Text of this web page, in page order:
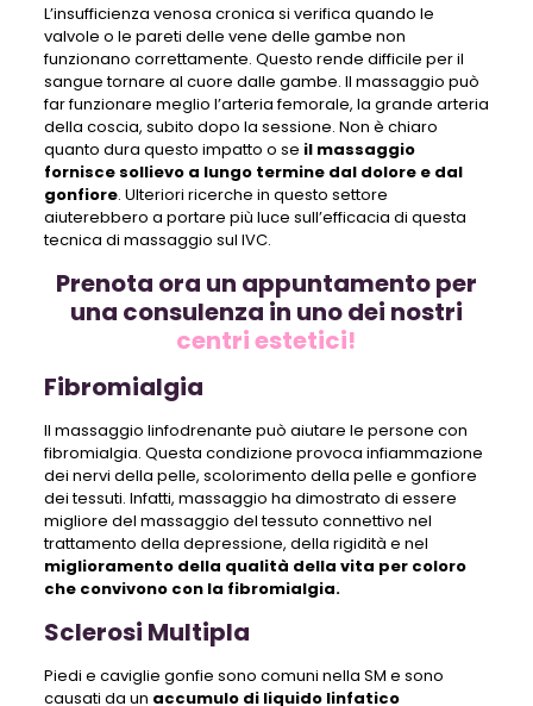
L’insufficienza venosa cronica si verifica quando le
valvole o le pareti delle vene delle gambe non
funzionano correttamente. Questo rende difficile per il
sangue tornare al cuore dalle gambe. Il massaggio può
far funzionare meglio l’arteria femorale, la grande arteria
della coscia, subito dopo la sessione. Non è chiaro
quanto dura questo impatto o se il massaggio
fornisce sollievo a lungo termine dal dolore e dal
gonfiore. Ulteriori ricerche in questo settore
aiuterebbero a portare più luce sull’efficacia di questa
tecnica di massaggio sul IVC.
Prenota ora un appuntamento per
una consulenza in uno dei nostri
centri estetici!
Fibromialgia
Il massaggio linfodrenante può aiutare le persone con
fibromialgia. Questa condizione provoca infiammazione
dei nervi della pelle, scolorimento della pelle e gonfiore
dei tessuti. Infatti, massaggio ha dimostrato di essere
migliore del massaggio del tessuto connettivo nel
trattamento della depressione, della rigidità e nel
miglioramento della qualità della vita per coloro
che convivono con la fibromialgia.
Sclerosi Multipla
Piedi e caviglie gonfie sono comuni nella SM e sono
causati da un accumulo di liquido linfatico